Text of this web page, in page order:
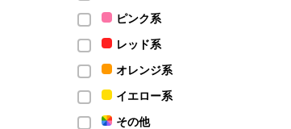
ピンク系
レッド系
オレンジ系
イエロー系
その他